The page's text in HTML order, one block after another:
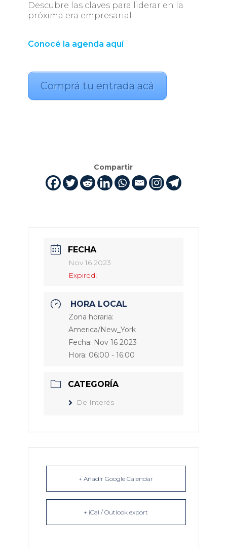
Descubre las claves para liderar en la
próxima era empresarial.
Conocé la agenda aquí
Comprá tu entrada acá
Compartir
FECHA
Nov 16 2023
Expired!
HORA LOCAL
Zona horaria:
America/New_York
Fecha: Nov 16 2023
Hora: 06:00 - 16:00
CATEGORÍA
De Interés
+ Añadir Google Calendar
+ iCal / Outlook export